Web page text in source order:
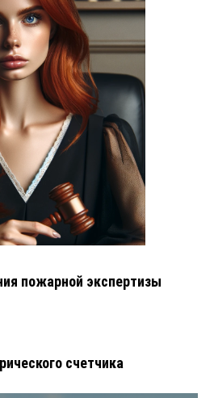
пожарной экспертизы
счетчика